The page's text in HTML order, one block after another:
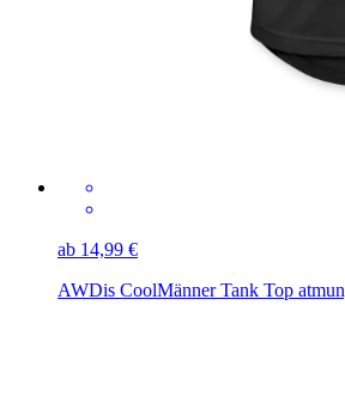
ab 14,99 €
AWDis CoolMänner Tank Top